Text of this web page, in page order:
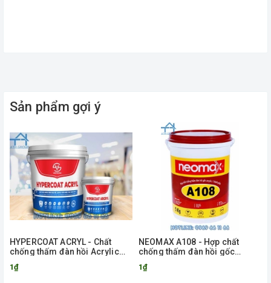
Sản phẩm gợi ý
HYPERCOAT ACRYL - Chất
chống thấm đàn hồi Acrylic
1₫
NEOMAX A108 - Hợp chất
chống thấm đàn hồi gốc
1₫